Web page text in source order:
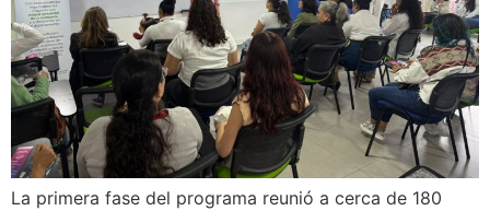
La primera fase del programa reunió a cerca de 180